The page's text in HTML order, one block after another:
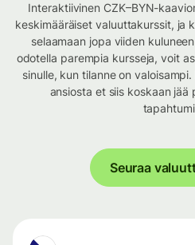
Interaktiivinen CZK–BYN-
keskimääräiset valuuttakurssit, ja
selaamaan jopa viiden
odotella parempia kursseja, voit
sinulle, kun tilanne on
ansiosta et siis koskaan jää
Seuraa